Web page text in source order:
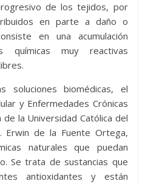
de los tejidos, por
en parte a daño o
en una acumulación
químicas muy reactivas
soluciones biomédicas, el
y Enfermedades Crónicas
la Universidad Católica del
de la Fuente Ortega,
naturales que puedan
Se trata de sustancias que
antioxidantes y están